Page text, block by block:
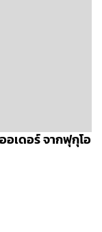
เดอร์ จากฟุกุโอ